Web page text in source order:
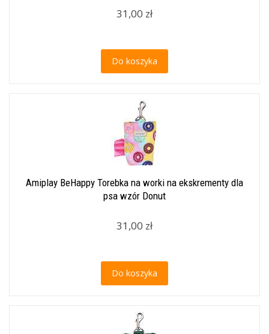
31,00 zł
Do koszyka
Amiplay BeHappy Torebka na worki na ekskrementy dla
psa wzór Donut
31,00 zł
Do koszyka